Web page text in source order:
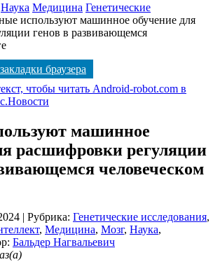
Наука Медицина Генетические
используют машинное обучение для
генов в развивающемся
браузера
чтобы читать Android-robot.com в
машинное
расшифровки регуляции
человеческом
| Рубрика: Генетические исследования,
, Медицина, Мозг, Наука,
Бальдер Нагвальевич